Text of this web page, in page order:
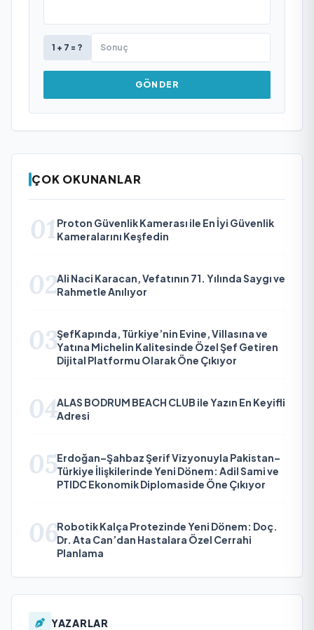
1 + 7 = ?
GÖNDER
ÇOK OKUNANLAR
01 Proton Güvenlik Kamerası ile En İyi Güvenlik
Kameralarını Keşfedin
02Ali Naci Karacan, Vefatının 71. Yılında Saygı ve
Rahmetle Anılıyor
03ŞefKapında, Türkiye’nin Evine, Villasına ve
Yatına Michelin Kalitesinde Özel Şef Getiren
Dijital Platformu Olarak Öne Çıkıyor
04ALAS BODRUM BEACH CLUB ile Yazın En Keyifli
Adresi
05Erdoğan–Şahbaz Şerif Vizyonuyla Pakistan–
Türkiye İlişkilerinde Yeni Dönem: Adil Sami ve
PTIDC Ekonomik Diplomaside Öne Çıkıyor
06Robotik Kalça Protezinde Yeni Dönem: Doç.
Dr. Ata Can’dan Hastalara Özel Cerrahi
Planlama
YAZARLAR